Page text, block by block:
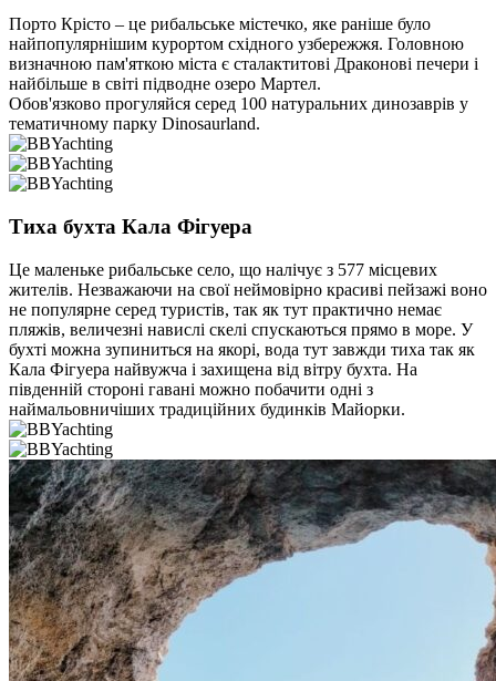
Порто Крісто – це рибальське містечко, яке раніше було
найпопулярнішим курортом східного узбережжя. Головною
визначною пам'яткою міста є сталактитові Драконові печери і
найбільше в світі підводне озеро Мартел.
Обов'язково прогуляйся серед 100 натуральних динозаврів у
тематичному парку Dinosaurland.
Тиха бухта Кала Фігуера
Це маленьке рибальське село, що налічує з 577 місцевих
жителів. Незважаючи на свої неймовірно красиві пейзажі воно
не популярне серед туристів, так як тут практично немає
пляжів, величезні навислі скелі спускаються прямо в море. У
бухті можна зупиниться на якорі, вода тут завжди тиха так як
Кала Фігуера найвужча і захищена від вітру бухта. На
південній стороні гавані можно побачити одні з
наймальовничіших традиційних будинків Майорки.